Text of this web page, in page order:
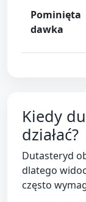
Pominięta
dawka
Kiedy
działać?
Dutasteryd
dlatego
często